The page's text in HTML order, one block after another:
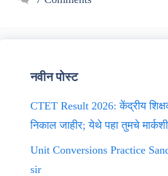
नवीन पोस्ट
CTET Result 2026: केंद्रीय शिक्षक
निकाल जाहीर; येथे पहा तुमचे
Unit Conversions Practice
sir